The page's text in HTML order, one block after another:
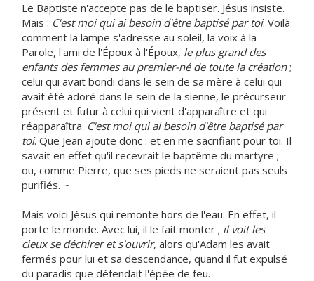
Le Baptiste n'accepte pas de le baptiser. Jésus insiste.
Mais : C'est moi qui ai besoin d'être baptisé par toi. Voilà
comment la lampe s'adresse au soleil, la voix à la
Parole, l'ami de l'Époux à l'Époux, le plus grand des
enfants des femmes au premier-né de toute la création;
celui qui avait bondi dans le sein de sa mère à celui qui
avait été adoré dans le sein de la sienne, le précurseur
présent et futur à celui qui vient d'apparaître et qui
réapparaîtra. C'est moi qui ai besoin d'être baptisé par
toi. Que Jean ajoute donc : et en me sacrifiant pour toi. Il
savait en effet qu'il recevrait le baptême du martyre ;
ou, comme Pierre, que ses pieds ne seraient pas seuls
purifiés. ~
Mais voici Jésus qui remonte hors de l'eau. En effet, il
porte le monde. Avec lui, il le fait monter ; il voit les
cieux se déchirer et s'ouvrir, alors qu'Adam les avait
fermés pour lui et sa descendance, quand il fut expulsé
du paradis que défendait l'épée de feu.